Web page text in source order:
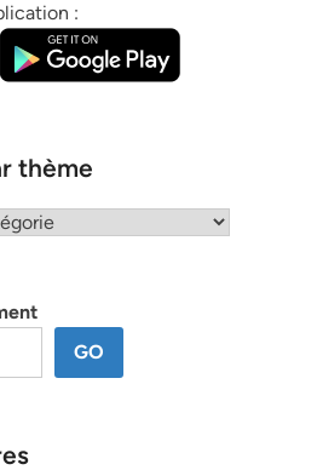
:
thème
GO